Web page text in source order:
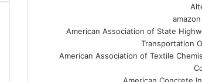
American Association of State
Transportation
American Association of Textile